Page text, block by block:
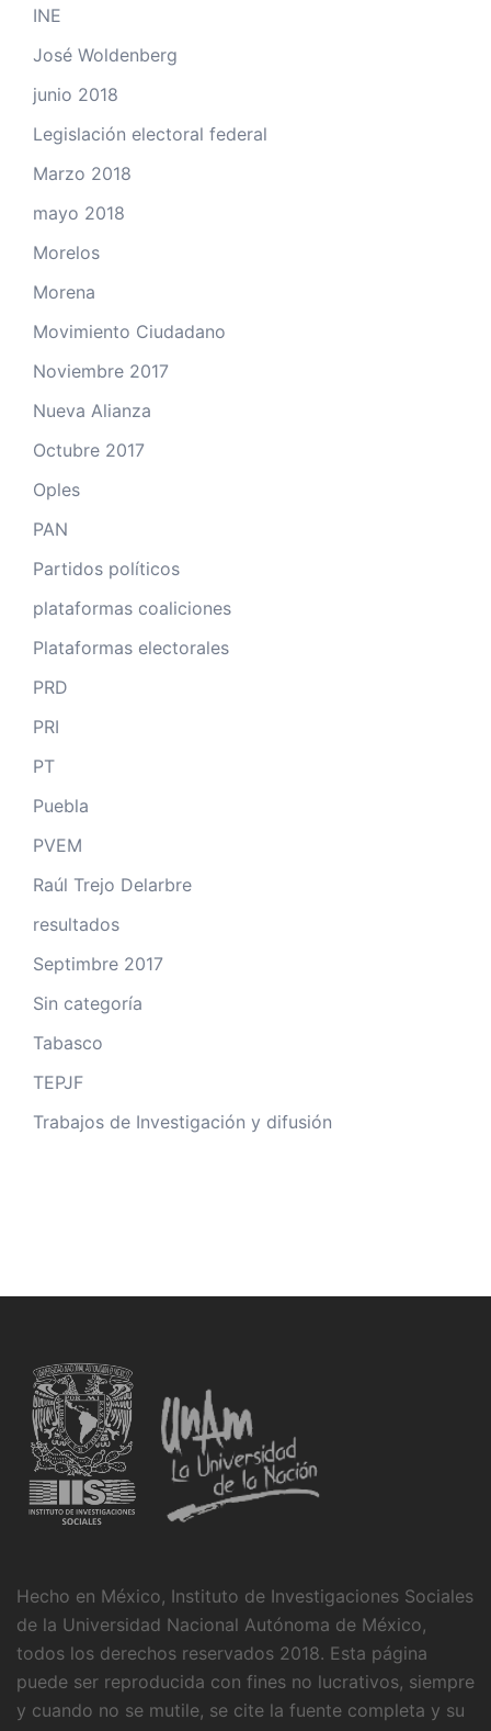
INE
José Woldenberg
junio 2018
Legislación electoral federal
Marzo 2018
mayo 2018
Morelos
Morena
Movimiento Ciudadano
Noviembre 2017
Nueva Alianza
Octubre 2017
Oples
PAN
Partidos políticos
plataformas coaliciones
Plataformas electorales
PRD
PRI
PT
Puebla
PVEM
Raúl Trejo Delarbre
resultados
Septimbre 2017
Sin categoría
Tabasco
TEPJF
Trabajos de Investigación y difusión
Hecho en México, Instituto de Investigaciones Sociales
de la Universidad Nacional Autónoma de México,
todos los derechos reservados 2018. Esta página
puede ser reproducida con fines no lucrativos, siempre
y cuando no se mutile, se cite la fuente completa y su